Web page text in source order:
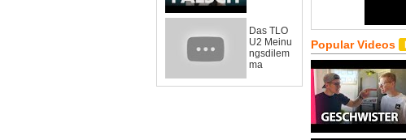
Das TLO
U2 Meinu
ngsdilem
ma
Popular Videos